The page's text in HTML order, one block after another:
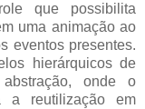
que possibilita
uma animação ao
eventos presentes.
hierárquicos de
onde o
a reutilização em